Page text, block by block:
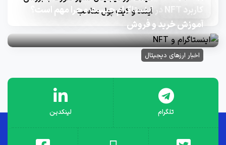
آینده و کیف پول مناسب
اخبار ارزهای دیجیتال
کاربرد NFT در اینستاگرام چیست و چرا مهم است؟
آموزش خرید و فروش
تلگرام لینکدین